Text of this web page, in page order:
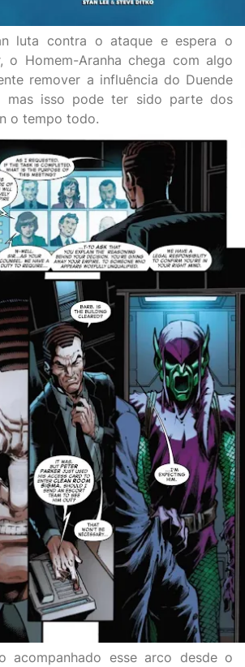
luta contra o ataque e espera o
o Homem-Aranha chega com algo
remover a influência do Duende
mas isso pode ter sido parte dos
o tempo todo.
acompanhado esse arco desde o